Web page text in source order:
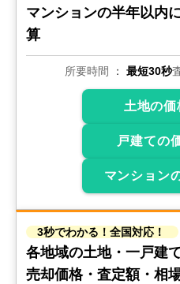
マンションの半年以内
算
所要時間 最短30秒
土地の価
戸建ての
マンション
3秒でわかる！全国対応！
各地域の土地・一戸建
売却価格・査定額・相